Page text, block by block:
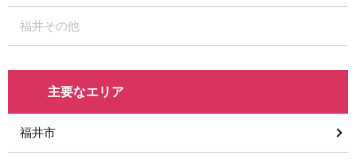
福井その他
主要なエリア
福井市